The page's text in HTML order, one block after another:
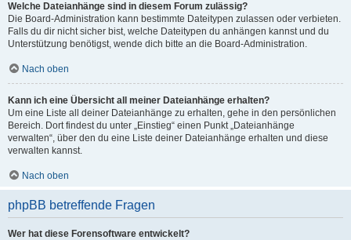
Welche Dateianhänge sind in diesem Forum zulässig?
Die Board-Administration kann bestimmte Dateitypen zulassen oder verbieten.
Falls du dir nicht sicher bist, welche Dateitypen du anhängen kannst und du
Unterstützung benötigst, wende dich bitte an die Board-Administration.
Nach oben
Kann ich eine Übersicht all meiner Dateianhänge erhalten?
Um eine Liste all deiner Dateianhänge zu erhalten, gehe in den persönlichen
Bereich. Dort findest du unter „Einstieg“ einen Punkt „Dateianhänge
verwalten“, über den du eine Liste deiner Dateianhänge erhalten und diese
verwalten kannst.
Nach oben
phpBB betreffende Fragen
Wer hat diese Forensoftware entwickelt?